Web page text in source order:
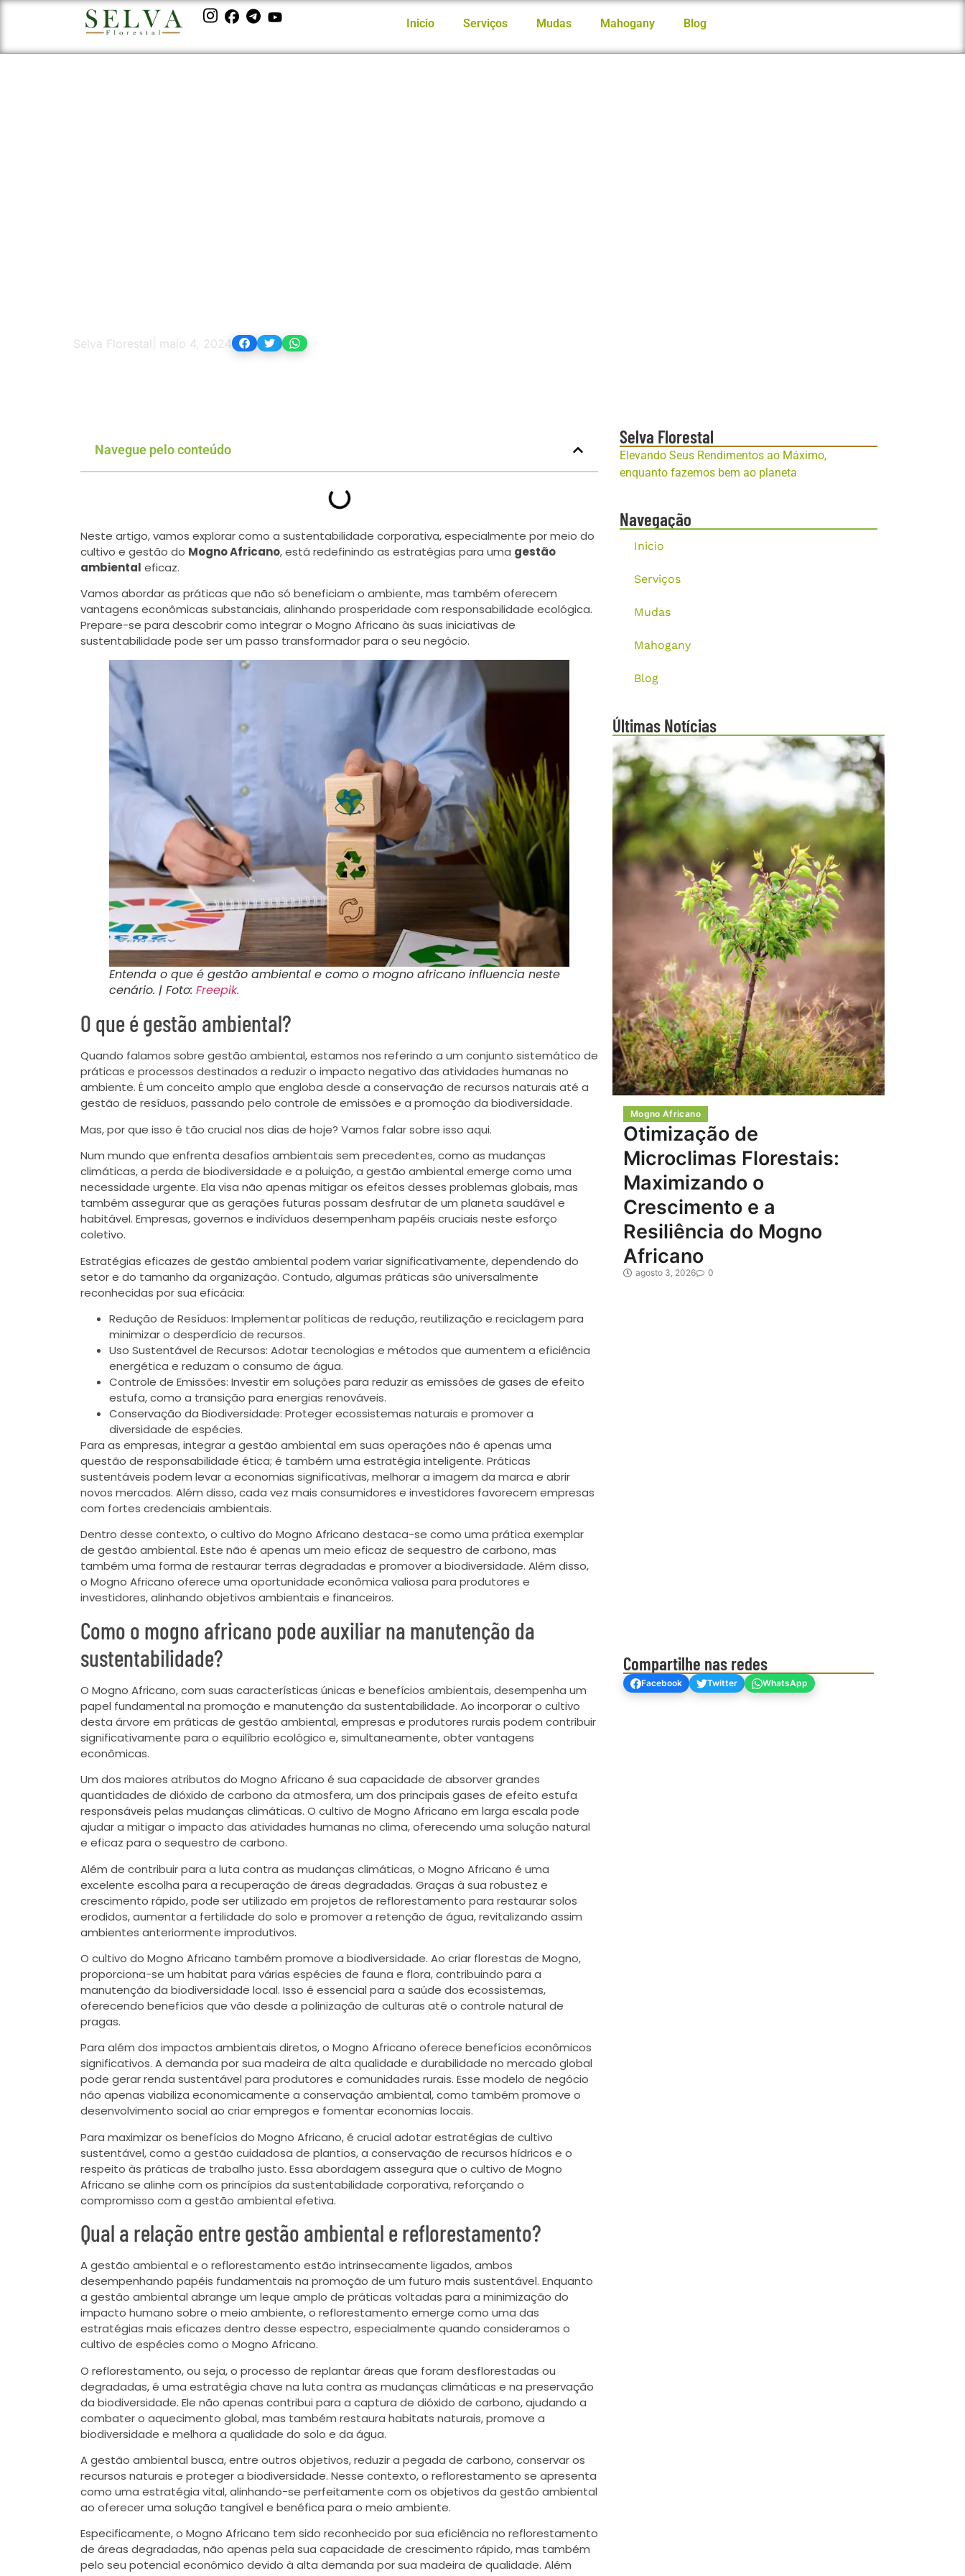
Inicio Serviços Mudas Mahogany Blog
Selva Florestal maio 4, 2024
Navegue pelo conteúdo
Neste artigo, vamos explorar como a sustentabilidade corporativa, especialmente por meio do
cultivo e gestão do Mogno Africano, está redefinindo as estratégias para uma gestão
ambiental eficaz.
Vamos abordar as práticas que não só beneficiam o ambiente, mas também oferecem
vantagens econômicas substanciais, alinhando prosperidade com responsabilidade ecológica.
Prepare-se para descobrir como integrar o Mogno Africano às suas iniciativas de
sustentabilidade pode ser um passo transformador para o seu negócio.
Entenda o que é gestão ambiental e como o mogno africano influencia neste
cenário. | Foto: Freepik.
O que é gestão ambiental?
Quando falamos sobre gestão ambiental, estamos nos referindo a um conjunto sistemático de
práticas e processos destinados a reduzir o impacto negativo das atividades humanas no
ambiente. É um conceito amplo que engloba desde a conservação de recursos naturais até a
gestão de resíduos, passando pelo controle de emissões e a promoção da biodiversidade.
Mas, por que isso é tão crucial nos dias de hoje? Vamos falar sobre isso aqui.
Num mundo que enfrenta desafios ambientais sem precedentes, como as mudanças
climáticas, a perda de biodiversidade e a poluição, a gestão ambiental emerge como uma
necessidade urgente. Ela visa não apenas mitigar os efeitos desses problemas globais, mas
também assegurar que as gerações futuras possam desfrutar de um planeta saudável e
habitável. Empresas, governos e indivíduos desempenham papéis cruciais neste esforço
coletivo.
Estratégias eficazes de gestão ambiental podem variar significativamente, dependendo do
setor e do tamanho da organização. Contudo, algumas práticas são universalmente
reconhecidas por sua eficácia:
Redução de Resíduos: Implementar políticas de redução, reutilização e reciclagem para
minimizar o desperdício de recursos.
Uso Sustentável de Recursos: Adotar tecnologias e métodos que aumentem a eficiência
energética e reduzam o consumo de água.
Controle de Emissões: Investir em soluções para reduzir as emissões de gases de efeito
estufa, como a transição para energias renováveis.
Conservação da Biodiversidade: Proteger ecossistemas naturais e promover a
diversidade de espécies.
Para as empresas, integrar a gestão ambiental em suas operações não é apenas uma
questão de responsabilidade ética; é também uma estratégia inteligente. Práticas
sustentáveis podem levar a economias significativas, melhorar a imagem da marca e abrir
novos mercados. Além disso, cada vez mais consumidores e investidores favorecem empresas
com fortes credenciais ambientais.
Dentro desse contexto, o cultivo do Mogno Africano destaca-se como uma prática exemplar
de gestão ambiental. Este não é apenas um meio eficaz de sequestro de carbono, mas
também uma forma de restaurar terras degradadas e promover a biodiversidade. Além disso,
o Mogno Africano oferece uma oportunidade econômica valiosa para produtores e
investidores, alinhando objetivos ambientais e financeiros.
Como o mogno africano pode auxiliar na manutenção da
sustentabilidade?
O Mogno Africano, com suas características únicas e benefícios ambientais, desempenha um
papel fundamental na promoção e manutenção da sustentabilidade. Ao incorporar o cultivo
desta árvore em práticas de gestão ambiental, empresas e produtores rurais podem contribuir
significativamente para o equilíbrio ecológico e, simultaneamente, obter vantagens
econômicas.
Um dos maiores atributos do Mogno Africano é sua capacidade de absorver grandes
quantidades de dióxido de carbono da atmosfera, um dos principais gases de efeito estufa
responsáveis pelas mudanças climáticas. O cultivo de Mogno Africano em larga escala pode
ajudar a mitigar o impacto das atividades humanas no clima, oferecendo uma solução natural
e eficaz para o sequestro de carbono.
Além de contribuir para a luta contra as mudanças climáticas, o Mogno Africano é uma
excelente escolha para a recuperação de áreas degradadas. Graças à sua robustez e
crescimento rápido, pode ser utilizado em projetos de reflorestamento para restaurar solos
erodidos, aumentar a fertilidade do solo e promover a retenção de água, revitalizando assim
ambientes anteriormente improdutivos.
O cultivo do Mogno Africano também promove a biodiversidade. Ao criar florestas de Mogno,
proporciona-se um habitat para várias espécies de fauna e flora, contribuindo para a
manutenção da biodiversidade local. Isso é essencial para a saúde dos ecossistemas,
oferecendo benefícios que vão desde a polinização de culturas até o controle natural de
pragas.
Para além dos impactos ambientais diretos, o Mogno Africano oferece benefícios econômicos
significativos. A demanda por sua madeira de alta qualidade e durabilidade no mercado global
pode gerar renda sustentável para produtores e comunidades rurais. Esse modelo de negócio
não apenas viabiliza economicamente a conservação ambiental, como também promove o
desenvolvimento social ao criar empregos e fomentar economias locais.
Para maximizar os benefícios do Mogno Africano, é crucial adotar estratégias de cultivo
sustentável, como a gestão cuidadosa de plantios, a conservação de recursos hídricos e o
respeito às práticas de trabalho justo. Essa abordagem assegura que o cultivo de Mogno
Africano se alinhe com os princípios da sustentabilidade corporativa, reforçando o
compromisso com a gestão ambiental efetiva.
Qual a relação entre gestão ambiental e reflorestamento?
A gestão ambiental e o reflorestamento estão intrinsecamente ligados, ambos
desempenhando papéis fundamentais na promoção de um futuro mais sustentável. Enquanto
a gestão ambiental abrange um leque amplo de práticas voltadas para a minimização do
impacto humano sobre o meio ambiente, o reflorestamento emerge como uma das
estratégias mais eficazes dentro desse espectro, especialmente quando consideramos o
cultivo de espécies como o Mogno Africano.
O reflorestamento, ou seja, o processo de replantar áreas que foram desflorestadas ou
degradadas, é uma estratégia chave na luta contra as mudanças climáticas e na preservação
da biodiversidade. Ele não apenas contribui para a captura de dióxido de carbono, ajudando a
combater o aquecimento global, mas também restaura habitats naturais, promove a
biodiversidade e melhora a qualidade do solo e da água.
A gestão ambiental busca, entre outros objetivos, reduzir a pegada de carbono, conservar os
recursos naturais e proteger a biodiversidade. Nesse contexto, o reflorestamento se apresenta
como uma estratégia vital, alinhando-se perfeitamente com os objetivos da gestão ambiental
ao oferecer uma solução tangível e benéfica para o meio ambiente.
Especificamente, o Mogno Africano tem sido reconhecido por sua eficiência no reflorestamento
de áreas degradadas, não apenas pela sua capacidade de crescimento rápido, mas também
pelo seu potencial econômico devido à alta demanda por sua madeira de qualidade. Além
Selva Florestal
Elevando Seus Rendimentos ao Máximo,
enquanto fazemos bem ao planeta
Navegação
Inicio
Serviços
Mudas
Mahogany
Blog
Últimas Notícias
Mogno Africano
Otimização de
Microclimas Florestais:
Maximizando o
Crescimento e a
Resiliência do Mogno
Africano
agosto 3, 2026 0
Compartilhe nas redes
Facebook Twitter WhatsApp